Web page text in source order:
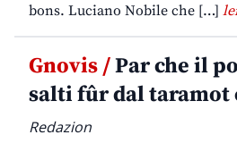
bons. Luciano Nobile che […]
Gnovis /Par che il
salti fûr dal taramot
Redazion